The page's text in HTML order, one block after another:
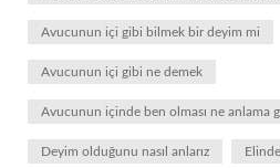
Avucunun içi gibi bilmek bir deyim mi
Avucunun içi gibi ne demek
Avucunun içinde ben olması ne anlama
Deyim olduğunu nasıl anlarız